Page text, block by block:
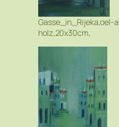
Gasse_in_Rijeka,oel-
holz,20x30cm,